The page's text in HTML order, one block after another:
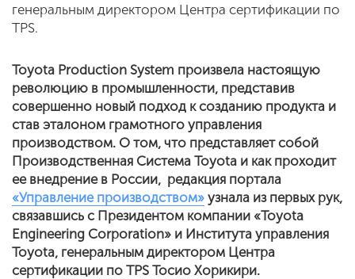
генеральным директором Центра сертификации по
TPS.
Toyota Production System произвела настоящую
революцию в промышленности, представив
совершенно новый подход к созданию продукта и
став эталоном грамотного управления
производством. О том, что представляет собой
Производственная Система Toyota и как проходит
ее внедрение в России, редакция портала
«Управление производством» узнала из первых рук,
связавшись с Президентом компании «Toyota
Engineering Corporation» и Института управления
Toyota, генеральным директором Центра
сертификации по TPS Тосио Хорикири.